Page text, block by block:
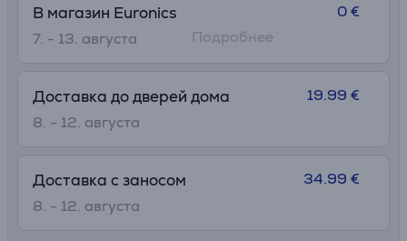
В магазин Euronics
7. - 13. августа
0 €
Подробнее
Доставка до дверей дома
8. - 12. августа
19.99 €
Доставка с заносом
8. - 12. августа
34.99 €